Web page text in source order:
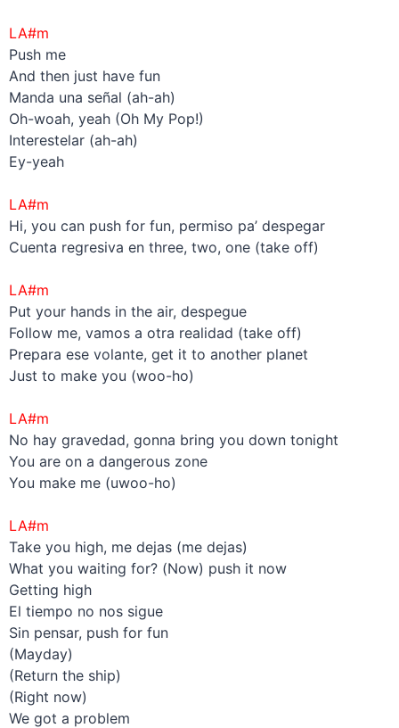
LA#m
Push me
And then just have fun
Manda una señal (ah-ah)
Oh-woah, yeah (Oh My Pop!)
Interestelar (ah-ah)
Ey-yeah
LA#m
Hi, you can push for fun, permiso pa’ despegar
Cuenta regresiva en three, two, one (take off)
LA#m
Put your hands in the air, despegue
Follow me, vamos a otra realidad (take off)
Prepara ese volante, get it to another planet
Just to make you (woo-ho)
LA#m
No hay gravedad, gonna bring you down tonight
You are on a dangerous zone
You make me (uwoo-ho)
LA#m
Take you high, me dejas (me dejas)
What you waiting for? (Now) push it now
Getting high
El tiempo no nos sigue
Sin pensar, push for fun
(Mayday)
(Return the ship)
(Right now)
We got a problem